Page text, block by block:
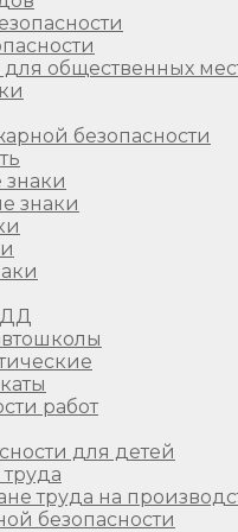
общественных
безопасности
знаки
работ
для детей
труда на
безопасности